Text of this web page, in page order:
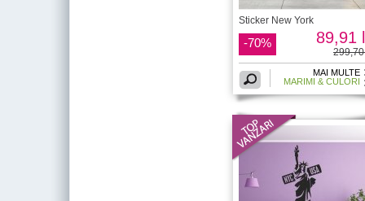
Sticker New York
-70% 89,91
MAI MULTE
MARIMI & CULORI